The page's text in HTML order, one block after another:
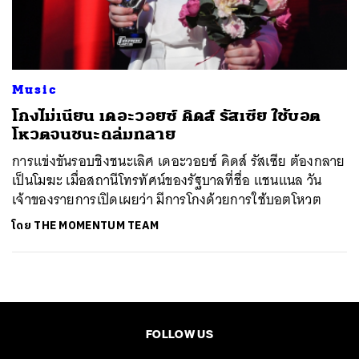
Music
โกงไม่เนียน เดอะวอยซ์ คิดส์ รัสเซีย ใช้บอต
โหวตจนชนะถล่มทลาย
การแข่งขันรอบชิงชนะเลิศ เดอะวอยซ์ คิดส์ รัสเซีย ต้องกลาย
เป็นโมฆะ เมื่อสถานีโทรทัศน์ของรัฐบาลที่ชื่อ แชนแนล วัน
เจ้าของรายการเปิดเผยว่า มีการโกงด้วยการใช้บอตโหวต
โดย THE MOMENTUM TEAM
FOLLOW US
SHARE TWEET LINE EMAIL